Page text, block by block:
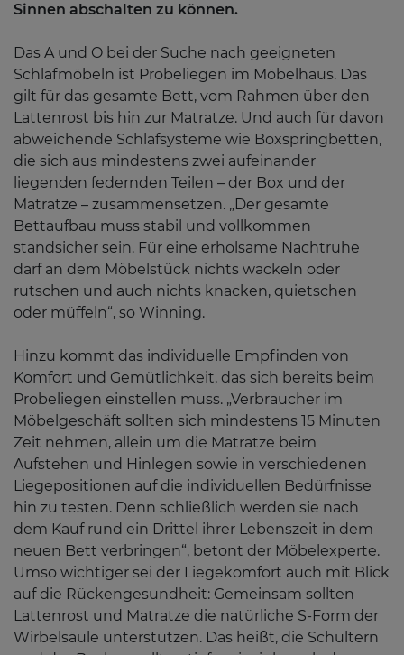
Sinnen abschalten zu können.
Das A und O bei der Suche nach geeigneten
Schlafmöbeln ist Probeliegen im Möbelhaus. Das
gilt für das gesamte Bett, vom Rahmen über den
Lattenrost bis hin zur Matratze. Und auch für davon
abweichende Schlafsysteme wie Boxspringbetten,
die sich aus mindestens zwei aufeinander
liegenden federnden Teilen – der Box und der
Matratze – zusammensetzen. „Der gesamte
Bettaufbau muss stabil und vollkommen
standsicher sein. Für eine erholsame Nachtruhe
darf an dem Möbelstück nichts wackeln oder
rutschen und auch nichts knacken, quietschen
oder müffeln“, so Winning.
Hinzu kommt das individuelle Empfinden von
Komfort und Gemütlichkeit, das sich bereits beim
Probeliegen einstellen muss. „Verbraucher im
Möbelgeschäft sollten sich mindestens 15 Minuten
Zeit nehmen, allein um die Matratze beim
Aufstehen und Hinlegen sowie in verschiedenen
Liegepositionen auf die individuellen Bedürfnisse
hin zu testen. Denn schließlich werden sie nach
dem Kauf rund ein Drittel ihrer Lebenszeit in dem
neuen Bett verbringen“, betont der Möbelexperte.
Umso wichtiger sei der Liegekomfort auch mit Blick
auf die Rückengesundheit: Gemeinsam sollten
Lattenrost und Matratze die natürliche S-Form der
Wirbelsäule unterstützen. Das heißt, die Schultern